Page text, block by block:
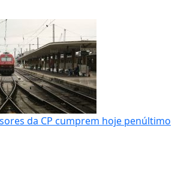
da CP cumprem hoje penúltimo